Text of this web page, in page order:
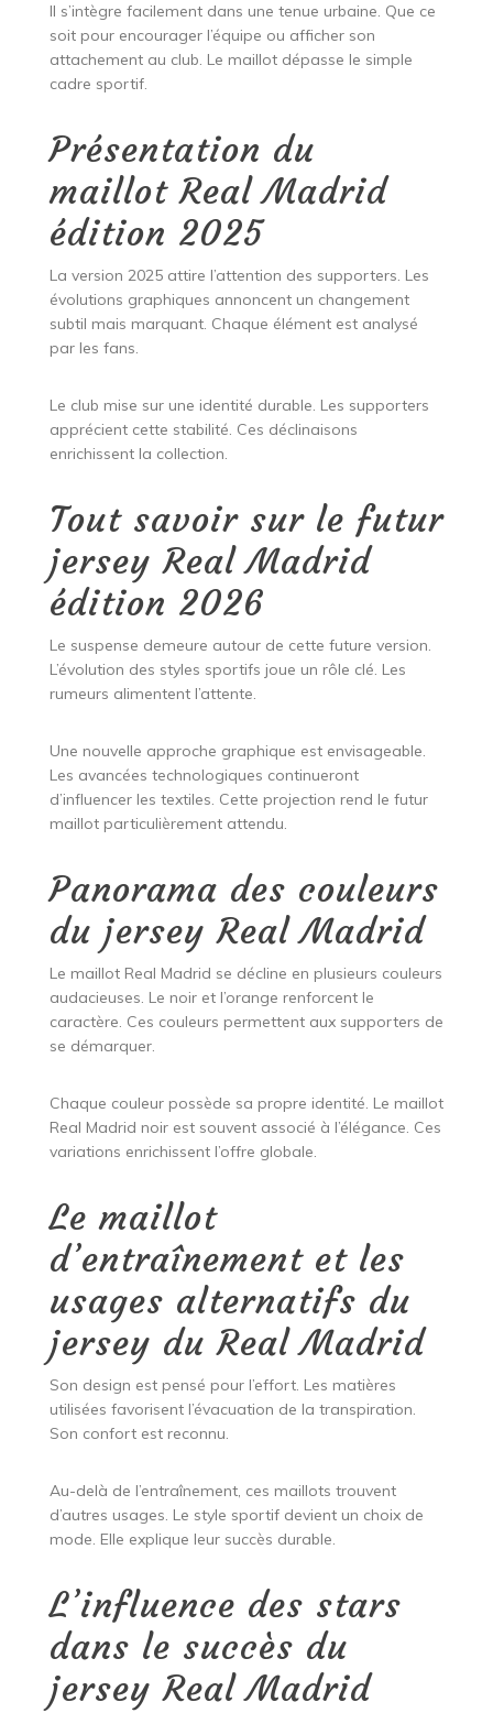
Il s’intègre facilement dans une tenue urbaine. Que ce
soit pour encourager l’équipe ou afficher son
attachement au club. Le maillot dépasse le simple
cadre sportif.
Présentation du
maillot Real Madrid
édition 2025
La version 2025 attire l’attention des supporters. Les
évolutions graphiques annoncent un changement
subtil mais marquant. Chaque élément est analysé
par les fans.
Le club mise sur une identité durable. Les supporters
apprécient cette stabilité. Ces déclinaisons
enrichissent la collection.
Tout savoir sur le futur
jersey Real Madrid
édition 2026
Le suspense demeure autour de cette future version.
L’évolution des styles sportifs joue un rôle clé. Les
rumeurs alimentent l’attente.
Une nouvelle approche graphique est envisageable.
Les avancées technologiques continueront
d’influencer les textiles. Cette projection rend le futur
maillot particulièrement attendu.
Panorama des couleurs
du jersey Real Madrid
Le maillot Real Madrid se décline en plusieurs couleurs
audacieuses. Le noir et l’orange renforcent le
caractère. Ces couleurs permettent aux supporters de
se démarquer.
Chaque couleur possède sa propre identité. Le maillot
Real Madrid noir est souvent associé à l’élégance. Ces
variations enrichissent l’offre globale.
Le maillot
d’entraînement et les
usages alternatifs du
jersey du Real Madrid
Son design est pensé pour l’effort. Les matières
utilisées favorisent l’évacuation de la transpiration.
Son confort est reconnu.
Au-delà de l’entraînement, ces maillots trouvent
d’autres usages. Le style sportif devient un choix de
mode. Elle explique leur succès durable.
L’influence des stars
dans le succès du
jersey Real Madrid